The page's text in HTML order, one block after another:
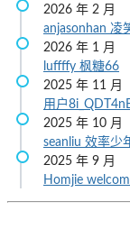
2026 年 2 月
anjasonhan 凌
2026 年 1 月
luffffy 枫糖66
2025 年 11 月
用户
2025 年 10 月
seanliu 效率少
2025 年 9 月
Homjie